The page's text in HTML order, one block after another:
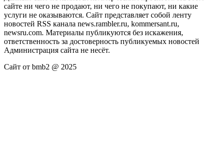
сайте ни чего не продают, ни чего не покупают, ни какие
услуги не оказываются. Сайт представляет собой ленту
новостей RSS канала news.rambler.ru, kommersant.ru,
newsru.com. Материалы публикуются без искажения,
ответственность за достоверность публикуемых новостей
Администрация сайта не несёт.
Сайт от bmb2 @ 2025